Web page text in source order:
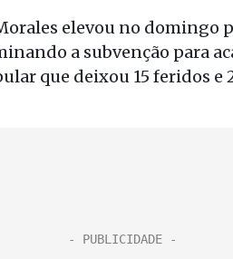
elevou no domingo
a subvenção para
que deixou 15 feridos e